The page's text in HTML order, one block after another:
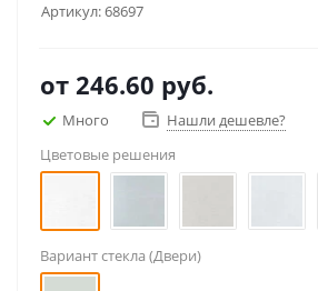
Артикул:68697
от 246.60 руб.
Много
Нашли дешевле?
Цветовые решения
Вариант стекла (Двери)